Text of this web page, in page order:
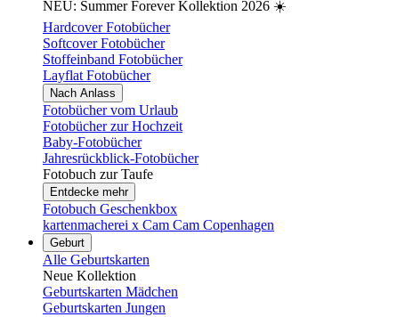
NEU: Summer Forever Kollektion 2026 ☀️
Hardcover Fotobücher
Softcover Fotobücher
Stoffeinband Fotobücher
Layflat Fotobücher
Nach Anlass
Fotobücher vom Urlaub
Fotobücher zur Hochzeit
Baby-Fotobücher
Jahresrückblick-Fotobücher
Fotobuch zur Taufe
Entdecke mehr
Fotobuch Geschenkbox
kartenmacherei x Cam Cam Copenhagen
Geburt
Alle Geburtskarten
Neue Kollektion
Geburtskarten Mädchen
Geburtskarten Jungen